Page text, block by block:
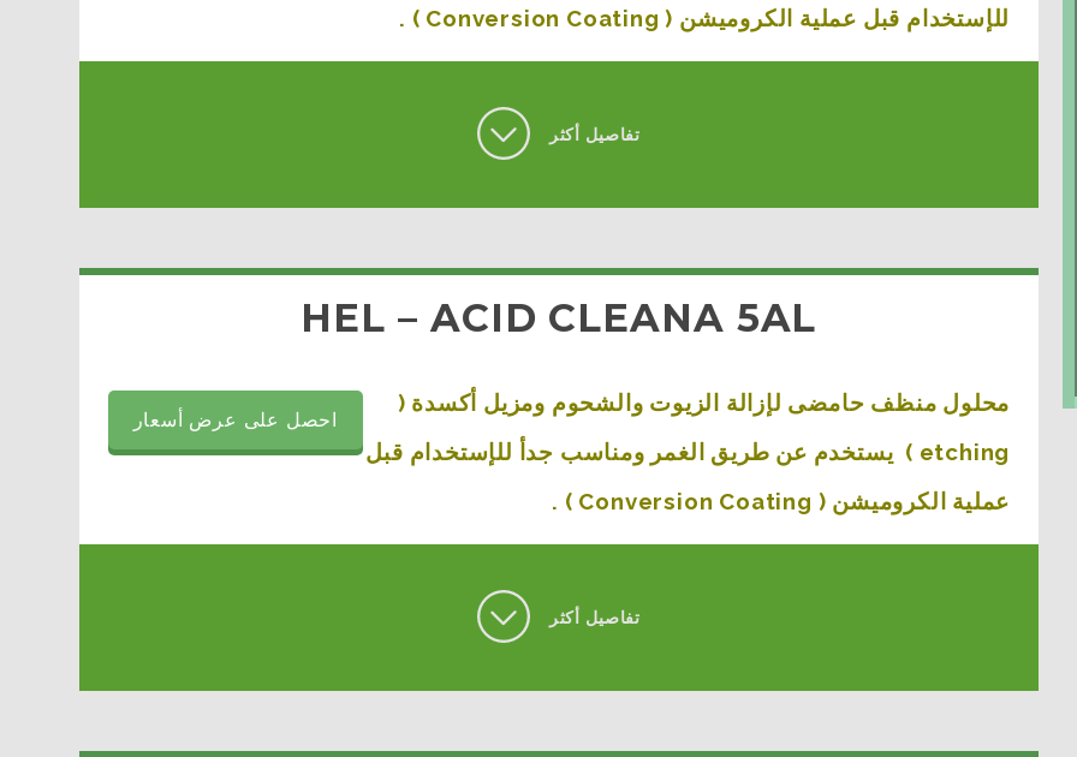
للإستخدام قبل عملية الكروميشن ( Conversion Coating ) .
تفاصيل أكثر
HEL – ACID CLEANA 5AL
احصل على عرض أسعار
محلول منظف حامضى لإزالة الزيوت والشحوم ومزيل أكسدة (
etching ) يستخدم عن طريق الغمر ومناسب جدأ للإستخدام قبل
عملية الكروميشن ( Conversion Coating ) .
تفاصيل أكثر